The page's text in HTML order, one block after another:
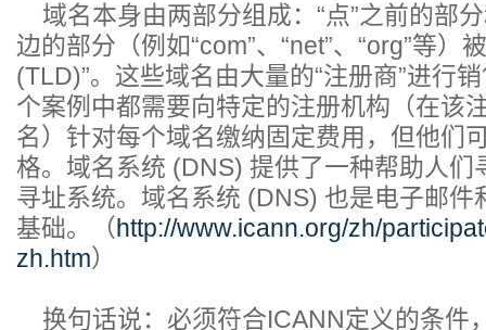
域名本身由两部分组成：“点”之前的部
边的部分（例如“com”、“net”、“org”等）
(TLD)”。这些域名由大量的“注册商”进行
个案例中都需要向特定的注册机构（在该
名）针对每个域名缴纳固定费用，但他们
格。域名系统 (DNS) 提供了一种帮助人们
寻址系统。域名系统 (DNS) 也是电子邮件
基础。（http://www.icann.org/zh/
zh.htm）
换句话说：必须符合ICANN定义的条件